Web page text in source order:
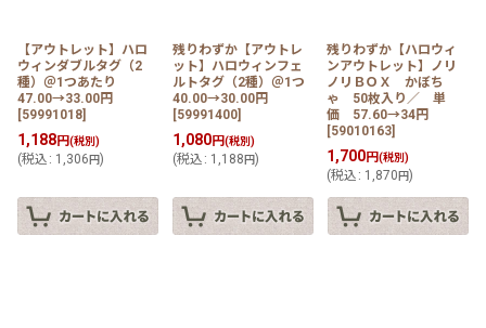
【アウトレット】ハロ
ウィンダブルタグ（2
種）＠1つあたり
47.00→33.00円
[59991018]
1,188円(税別)
(税込 : 1,306 円)
残りわずか【アウトレ
ット】ハロウィンフェ
ルトタグ（2種）＠1つ
40.00→30.00円
[59991400]
1,080円(税別)
(税込 : 1,188 円)
残りわずか【ハロウィ
ンアウトレット】ノリ
ノリＢＯＸ かぼち
ゃ 50枚入り／ 単
価 57.60→34円
[59010163]
1,700円(税別)
(税込 : 1,870円)